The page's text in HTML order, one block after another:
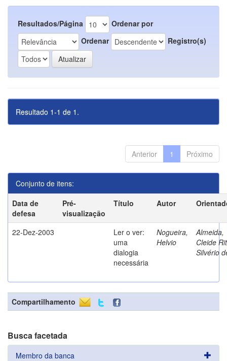
Resultados/Página
Ordenar por
Ordenar
Registro(s)
Resultado 1-1 de 1.
Anterior 1 Próximo
Conjunto de itens:
Data de
defesa
Pré-
visualização
Título Autor
22-Dez-2003
Ler o ver:
uma
dialogia
necessária
Nogueira,
Helvio
Almeida,
Cleide
Silvério
Compartilhamento
Busca facetada
Membro da banca